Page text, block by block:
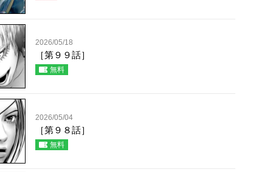
2026/05/18
［第９９話］
無料
2026/05/04
［第９８話］
無料